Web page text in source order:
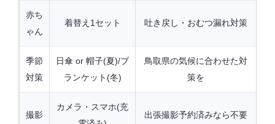
赤ち
ゃん
着替え1セット 吐き戻し・おむつ漏れ対策
季節
対策
日傘 or 帽子(夏)/ブ
ランケット(冬)
鳥取県の気候に合わせた対
策を
撮影
カメラ・スマホ(充
出張撮影予約済みなら不要